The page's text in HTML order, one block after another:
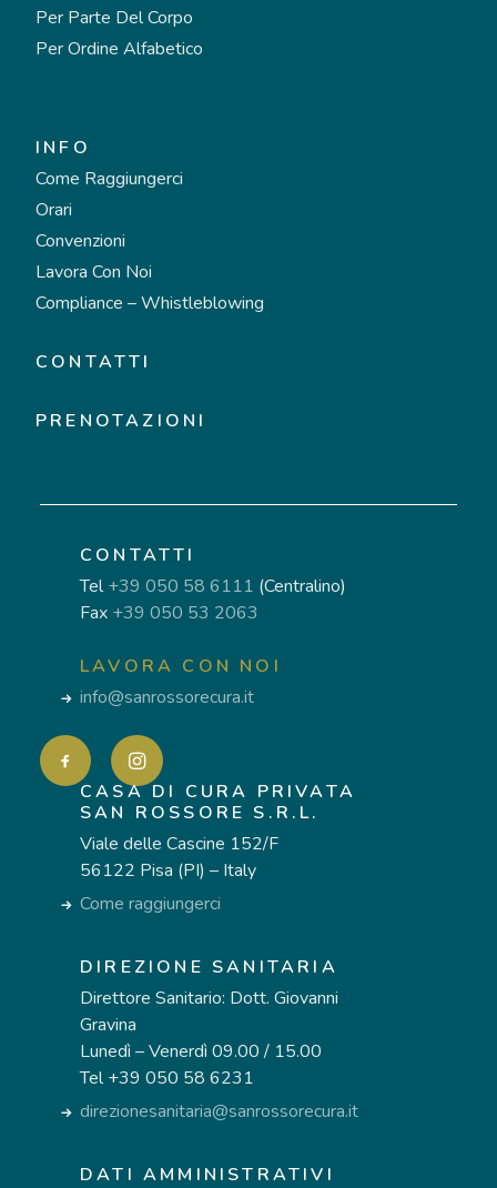
Per Parte Del Corpo
Per Ordine Alfabetico
INFO
Come Raggiungerci
Orari
Convenzioni
Lavora Con Noi
Compliance – Whistleblowing
CONTATTI
PRENOTAZIONI
CONTATTI
Tel+39 050 58 6111 (Centralino)
Fax +39 050 53 2063
LAVORA CON NOI
info@sanrossorecura.it
CASA DI CURA PRIVATA
SAN ROSSORE S.R.L.
Viale delle Cascine 152/F
56122 Pisa (PI) – Italy
Come raggiungerci
DIREZIONE SANITARIA
Direttore Sanitario: Dott. Giovanni
Gravina
Lunedì – Venerdì 09.00 / 15.00
Tel +39 050 58 6231
direzionesanitaria@sanrossorecura.it
DATI AMMINISTRATIVI